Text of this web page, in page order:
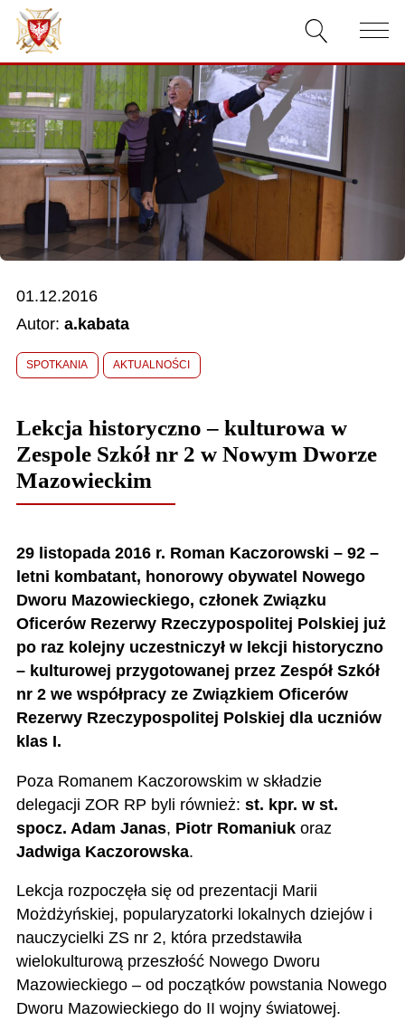
AKTUALNOŚCI
O ZWIĄZKU
DOKUMENTY
WŁADZE
RELACJE FILMOWE
KONKURSY
01.12.2016
Autor: a.kabata
SPOTKANIA AKTUALNOŚCI
Lekcja historyczno – kulturowa w
Zespole Szkół nr 2 w Nowym Dworze
Mazowieckim
29 listopada 2016 r. Roman Kaczorowski – 92 –
letni kombatant, honorowy obywatel Nowego
Dworu Mazowieckiego, członek Związku
Oficerów Rezerwy Rzeczypospolitej Polskiej już
po raz kolejny uczestniczył w lekcji historyczno
– kulturowej przygotowanej przez Zespół Szkół
nr 2 we współpracy ze Związkiem Oficerów
Rezerwy Rzeczypospolitej Polskiej dla uczniów
klas I.
Poza Romanem Kaczorowskim w składzie
delegacji ZOR RP byli również: st. kpr. w st.
spocz. Adam Janas, Piotr Romaniukoraz
Jadwiga Kaczorowska.
Lekcja rozpoczęła się od prezentacji Marii
Możdżyńskiej, popularyzatorki lokalnych dziejów i
nauczycielki ZS nr 2, która przedstawiła
wielokulturową przeszłość Nowego Dworu
Mazowieckiego – od początków powstania Nowego
Dworu Mazowieckiego do II wojny światowej.